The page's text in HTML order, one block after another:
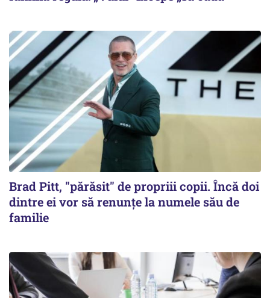
Brad Pitt, "părăsit" de propriii copii. Încă doi
dintre ei vor să renunțe la numele său de
familie